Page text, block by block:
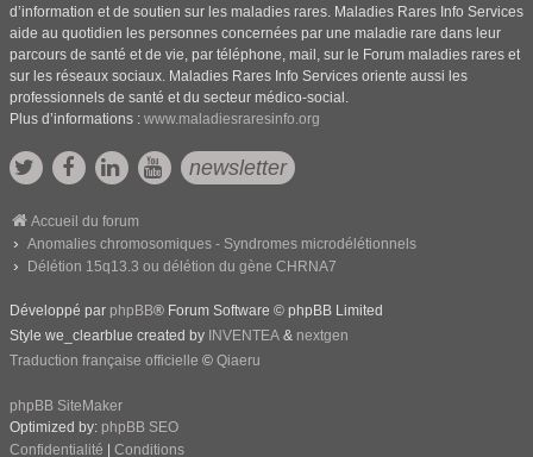
d’information et de soutien sur les maladies rares. Maladies Rares Info Services
aide au quotidien les personnes concernées par une maladie rare dans leur
parcours de santé et de vie, par téléphone, mail, sur le Forum maladies rares et
sur les réseaux sociaux. Maladies Rares Info Services oriente aussi les
professionnels de santé et du secteur médico-social.
Plus d’informations : www.maladiesraresinfo.org
newsletter
Accueil du forum
Anomalies chromosomiques - Syndromes microdélétionnels
Délétion 15q13.3 ou délétion du gène CHRNA7
Développé par phpBB® Forum Software © phpBB Limited
Style we_clearblue created by INVENTEA & nextgen
Traduction française officielle © Qiaeru
phpBB SiteMaker
Optimized by: phpBB SEO
Confidentialité
Conditions